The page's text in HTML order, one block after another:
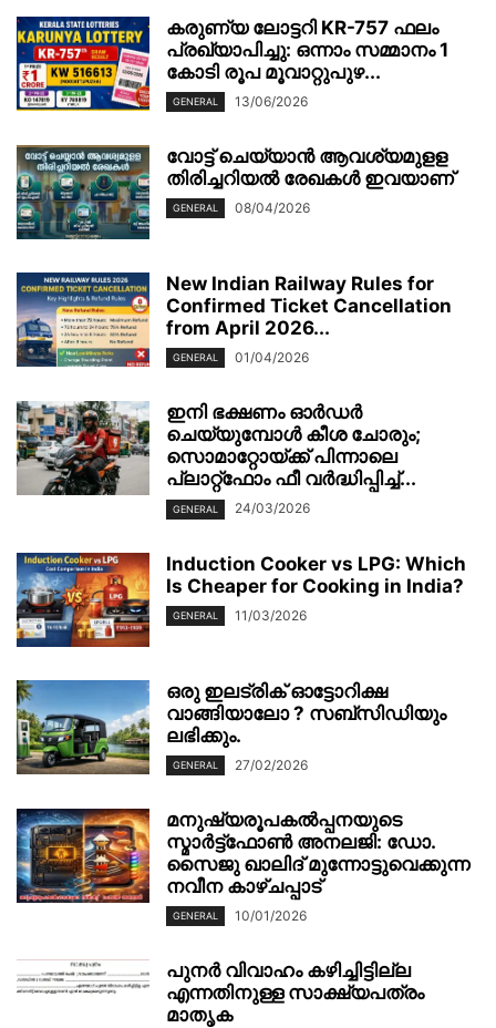
കരുണ്യ ലോട്ടറി KR-757 ഫലം
പ്രഖ്യാപിച്ചു: ഒന്നാം സമ്മാനം 1
കോടി രൂപ മൂവാറ്റുപുഴ...
GENERAL 13/06/2026
വോട്ട് ചെയ്യാന്‍ ആവശ്യമുളള
തിരിച്ചറിയല്‍ രേഖകള്‍ ഇവയാണ്
GENERAL 08/04/2026
New Indian Railway Rules for
Confirmed Ticket Cancellation
from April 2026...
GENERAL 01/04/2026
ഇനി ഭക്ഷണം ഓർഡർ
ചെയ്യുമ്പോൾ കീശ ചോരും;
സൊമാറ്റോയ്ക്ക് പിന്നാലെ
പ്ലാറ്റ്‌ഫോം ഫീ വർദ്ധിപ്പിച്ച്...
GENERAL 24/03/2026
Induction Cooker vs LPG: Which
Is Cheaper for Cooking in India?
GENERAL 11/03/2026
ഒരു ഇലട്രിക് ഓട്ടോറിക്ഷ
വാങ്ങിയാലോ ? സബ്സിഡിയും
ലഭിക്കും.
GENERAL 27/02/2026
മനുഷ്യരൂപകൽപ്പനയുടെ
സ്മാർട്ട്‌ഫോൺ അനലജി: ഡോ.
സൈജു ഖാലിദ് മുന്നോട്ടുവെക്കുന്ന
നവീന കാഴ്ചപ്പാട്
GENERAL 10/01/2026
പുനർ വിവാഹം കഴിച്ചിട്ടില്ല
എന്നതിനുള്ള സാക്ഷ്യപത്രം
മാതൃക